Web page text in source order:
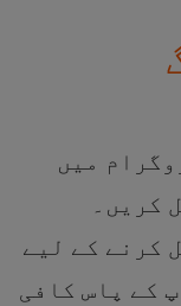
میں
کرنے کے لیے
کے پاس کافی